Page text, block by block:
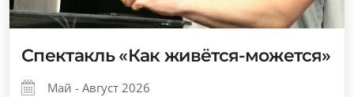
Спектакль «Как живётся-можется»
Май - Август 2026